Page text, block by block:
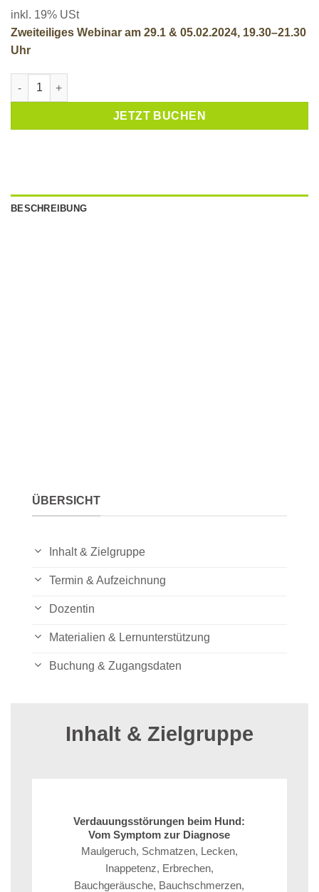
inkl. 19% USt
Zweiteiliges Webinar am 29.1 & 05.02.2024, 19.30–21.30
Uhr
Verdauungsstörungen beim Hund: Vom Symptom zur
JETZT BUCHEN
BESCHREIBUNG
ÜBERSICHT
Inhalt & Zielgruppe
Termin & Aufzeichnung
Dozentin
Materialien & Lernunterstützung
Buchung & Zugangsdaten
Inhalt & Zielgruppe
Verdauungsstörungen beim Hund:
Vom Symptom zur Diagnose
Maulgeruch, Schmatzen, Lecken,
Inappetenz, Erbrechen,
Bauchgeräusche, Bauchschmerzen,